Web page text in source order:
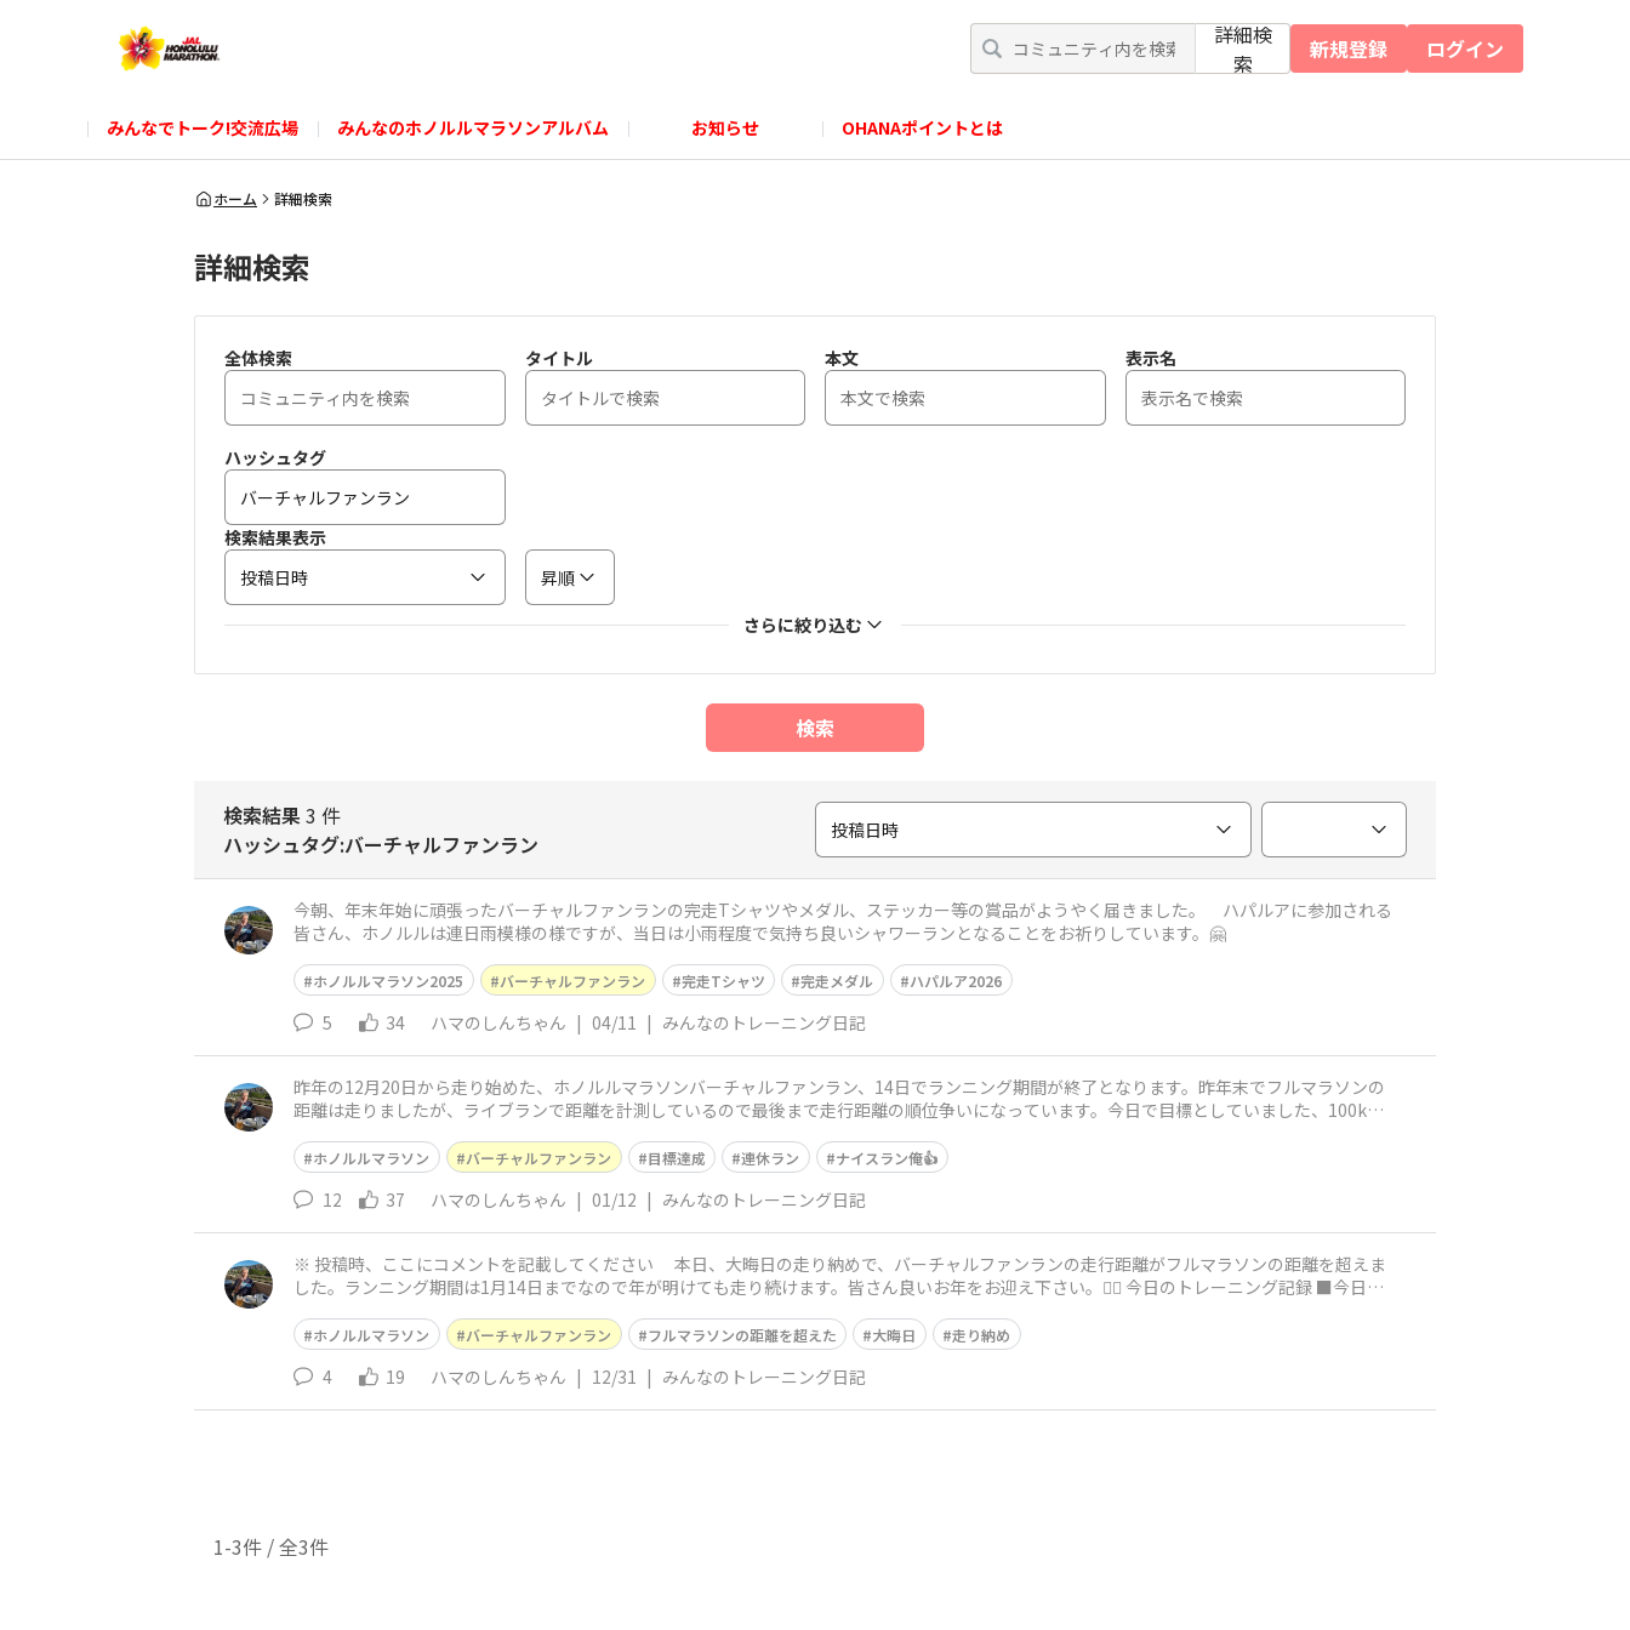
詳細検
索
新規登録 ログイン
みんなでトーク!交流広場 みんなのホノルルマラソンアルバム お知らせ OHANAポイントとは
ホーム 詳細検索
詳細検索
全体検索 タイトル 本文 表示名
ハッシュタグ
検索結果表示
投稿日時
昇順
さらに絞り込む
検索
検索結果3 件
ハッシュタグ:バーチャルファンラン
投稿日時
今朝、年末年始に頑張ったバーチャルファンランの完走Tシャツやメダル、ステッカー等の賞品がようやく届きました。 ハパルアに参加される
皆さん、ホノルルは連日雨模様の様ですが、当日は小雨程度で気持ち良いシャワーランとなることをお祈りしています。🤗
ホノルルマラソン2025 バーチャルファンラン 完走Tシャツ 完走メダル ハパルア2026
5 34 ハマのしんちゃん | 04/11 | みんなのトレーニング日記
昨年の12月20日から走り始めた、ホノルルマラソンバーチャルファンラン、14日でランニング期間が終了となります。昨年末でフルマラソンの
距離は走りましたが、ライブランで距離を計測しているので最後まで走行距離の順位争いになっています。今日で目標としていました、100k
ホノルルマラソン バーチャルファンラン 目標達成 連休ラン ナイスラン俺👍
12 37 ハマのしんちゃん | 01/12 | みんなのトレーニング日記
※ 投稿時、ここにコメントを記載してください 本日、大晦日の走り納めで、バーチャルファンランの走行距離がフルマラソンの距離を超えま
した。ランニング期間は1月14日までなので年が明けても走り続けます。皆さん良いお年をお迎え下さい。🙇‍♂️ 今日のトレーニング記録 ■今日は
ホノルルマラソン バーチャルファンラン フルマラソンの距離を超えた 大晦日 走り納め
4 19 ハマのしんちゃん | 12/31 | みんなのトレーニング日記
1-3件 / 全3件